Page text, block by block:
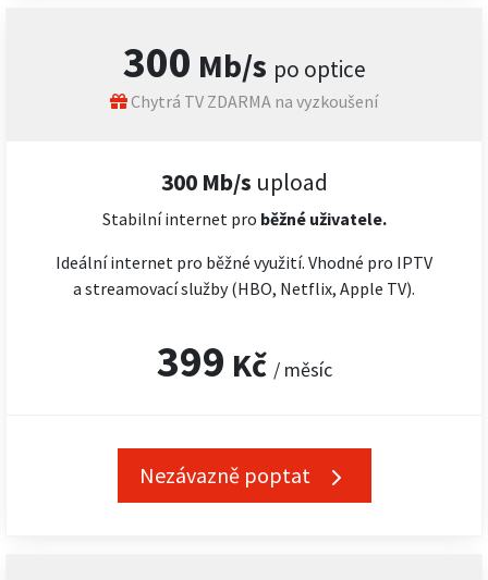
300 Mb/s po optice
Chytrá TV ZDARMA na vyzkoušení
300 Mb/s upload
Stabilní internet pro běžné uživatele.
Ideální internet pro běžné využití. Vhodné pro IPTV
a streamovací služby (HBO, Netflix, Apple TV).
399 Kč / měsíc
Nezávazně poptat